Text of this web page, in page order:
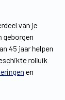
van je
geborgen
45 jaar helpen
rolluik
en